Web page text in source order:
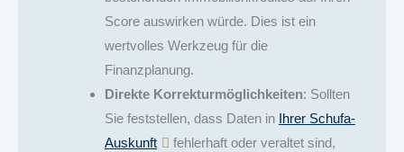
Score auswirken würde. Dies ist ein
wertvolles Werkzeug für die
Finanzplanung.
Direkte Korrekturmöglichkeiten: Sollten
Sie feststellen, dass Daten in Ihrer Schufa-
Auskunft
fehlerhaft oder veraltet sind,